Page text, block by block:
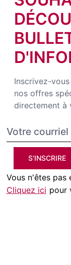
Inscrivez-
nos offres
directement à
S'INSCRIRE
Vous n'êtes pas
Cliquez ici pour